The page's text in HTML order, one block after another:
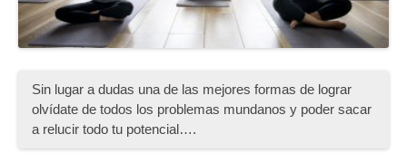
Sin lugar a dudas una de las mejores formas de lograr
olvídate de todos los problemas mundanos y poder sacar
a relucir todo tu potencial….